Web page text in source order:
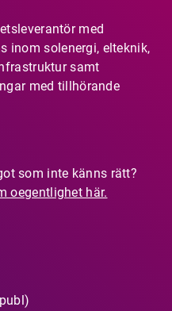
med
inom solenergi, elteknik,
samt
med tillhörande
som inte känns rätt?
oegentlighet här.